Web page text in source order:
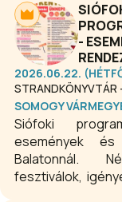
is.
-
2026.06.22.
STRANDKÖNYVTÁR
SOMOGY
Siófoki
események
Balatonnál.
fesztiválok,